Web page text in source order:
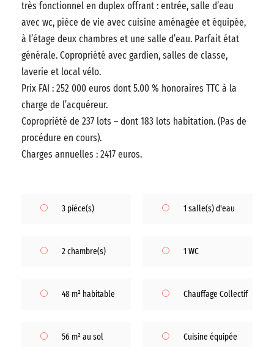
très fonctionnel en duplex offrant : entrée, salle d’eau
avec wc, pièce de vie avec cuisine aménagée et équipée,
à l’étage deux chambres et une salle d’eau. Parfait état
générale. Copropriété avec gardien, salles de classe,
laverie et local vélo.
Prix FAI : 252 000 euros dont 5.00 % honoraires TTC à la
charge de l’acquéreur.
Copropriété de 237 lots – dont 183 lots habitation. (Pas de
procédure en cours).
Charges annuelles : 2417 euros.
3 piéce(s)
2 chambre(s)
48 m² habitable
56 m² au sol
1 salle(s) d'eau
1 WC
Chauffage Collectif
Cuisine équipée